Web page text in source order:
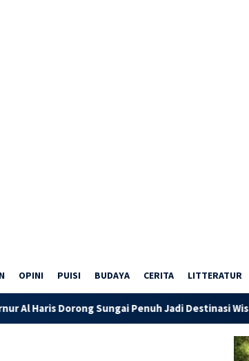
OPINI PUISI BUDAYA CERITA LITTERATUR
Dorong Sungai Penuh Jadi Destinasi Wisata Budaya